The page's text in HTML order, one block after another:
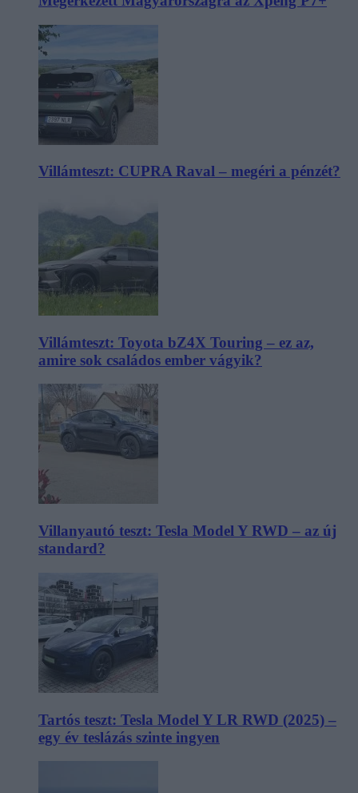
Villámteszt: CUPRA Raval – megéri a pénzét?
Villámteszt: Toyota bZ4X Touring – ez az,
amire sok családos ember vágyik?
Villanyautó teszt: Tesla Model Y RWD – az új
standard?
Tartós teszt: Tesla Model Y LR RWD (2025) –
egy év teslázás szinte ingyen